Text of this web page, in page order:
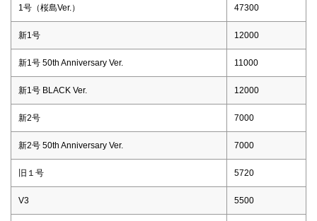
1号（桜島Ver.） 47300
新1号 12000
新1号 50th Anniversary Ver. 11000
新1号 BLACK Ver. 12000
新2号 7000
新2号 50th Anniversary Ver. 7000
旧１号 5720
V3 5500